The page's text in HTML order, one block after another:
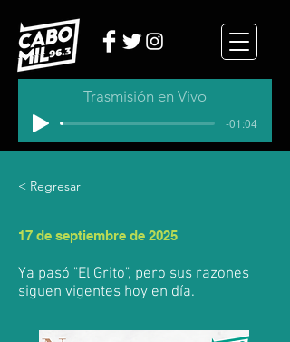
Trasmisión en Vivo
-01:04
< Regresar
17 de septiembre de 2025
Ya pasó "El Grito", pero sus razones
siguen vigentes hoy en día.